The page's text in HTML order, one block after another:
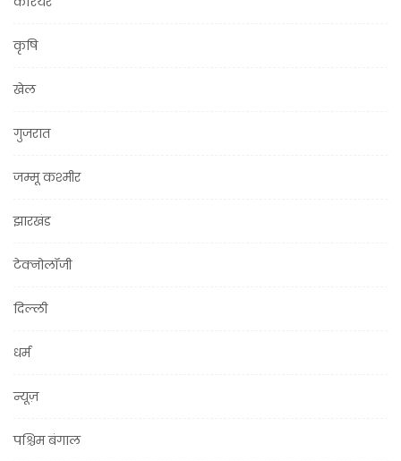
कृषि
खेल
गुजरात
जम्मू कश्मीर
झारखंड
टेक्नोलॉजी
दिल्ली
धर्म
न्यूज़
पश्चिम बंगाल